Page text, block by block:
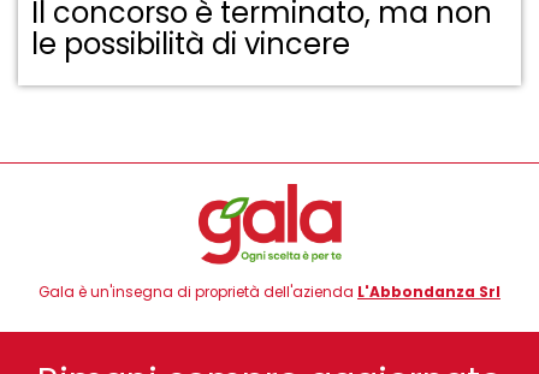
Il concorso è terminato, ma non
le possibilità di vincere